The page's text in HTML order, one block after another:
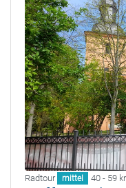
Radtour mittel 40 - 59